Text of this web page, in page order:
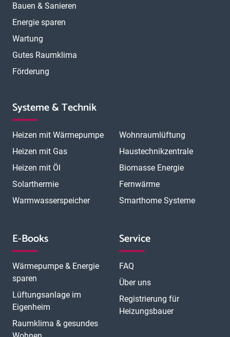
Bauen & Sanieren
Energie sparen
Wartung
Gutes Raumklima
Förderung
Systeme & Technik
Heizen mit Wärmepumpe
Heizen mit Gas
Heizen mit Öl
Solarthermie
Warmwasserspeicher
Wohnraumlüftung
Haustechnikzentrale
Biomasse Energie
Fernwärme
Smarthome Systeme
E-Books
Wärmepumpe & Energie
sparen
Lüftungsanlage im
Eigenheim
Raumklima & gesundes
Service
FAQ
Über uns
Registrierung für
Heizungsbauer